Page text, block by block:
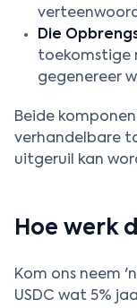
Die
toekomstige
gegenereer
Beide
verhandelbare
uitgeruil kan
Hoe werk
Kom ons neem
USDC wat 5%